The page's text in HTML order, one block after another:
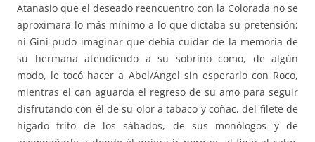
Atanasio que el deseado reencuentro con la Colorada no se
aproximara lo más mínimo a lo que dictaba su pretensión;
ni Gini pudo imaginar que debía cuidar de la memoria de
su hermana atendiendo a su sobrino como, de algún
modo, le tocó hacer a Abel/Ángel sin esperarlo con Roco,
mientras el can aguarda el regreso de su amo para seguir
disfrutando con él de su olor a tabaco y coñac, del filete de
hígado frito de los sábados, de sus monólogos y de